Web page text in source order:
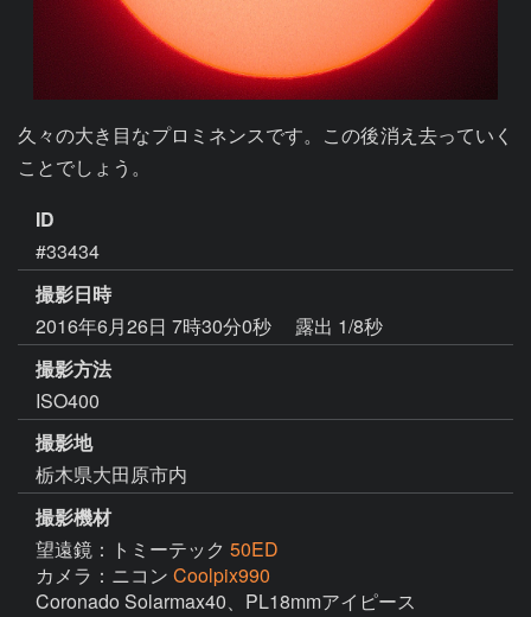
久々の大き目なプロミネンスです。この後消え去っていく
ことでしょう。
ID
#33434
撮影日時
2016年6月26日 7時30分0秒
露出 1/8秒
撮影方法
ISO400
撮影地
栃木県大田原市内
撮影機材
望遠鏡：トミーテック 50ED
カメラ：ニコン Coolpix990
Coronado Solarmax40、PL18mmアイピース